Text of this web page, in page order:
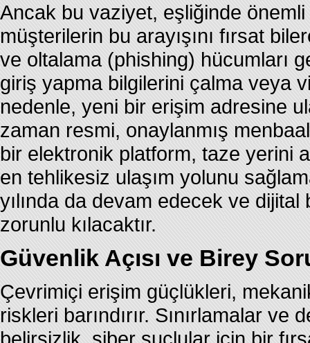
Ancak bu vaziyet, eşliğinde
müşterilerin bu arayışını fırsat
ve oltalama (phishing) hücumları
giriş yapma bilgilerini çalma veya
nedenle, yeni bir erişim adresine
zaman resmi, onaylanmış
bir elektronik platform, taze yerini
en tehlikesiz ulaşım yolunu
yılında da devam edecek ve
zorunlu kılacaktır.
Güvenlik Açısı ve Birey
Çevrimiçi erişim güçlükleri,
riskleri barındırır. Sınırlamalar